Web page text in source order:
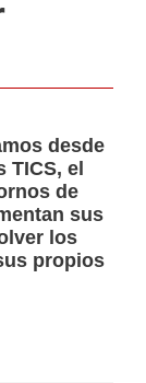
desde
TICS, el
de
sus
los
propios